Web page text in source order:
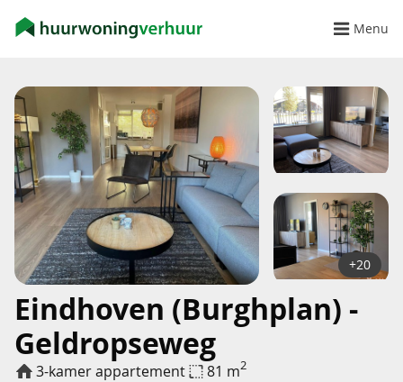
Menu
Eindhoven (Burghplan) -
Geldropseweg
3-kamer appartement 81 m2
+20